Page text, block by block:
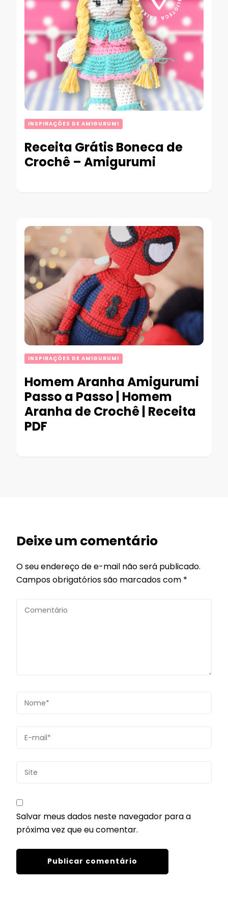
INSPIRAÇÕES DE AMIGURUMI
Receita Grátis Boneca de
Crochê – Amigurumi
INSPIRAÇÕES DE AMIGURUMI
Homem Aranha Amigurumi
Passo a Passo | Homem
Aranha de Crochê | Receita
PDF
Deixe um comentário
O seu endereço de e-mail não será publicado.
Campos obrigatórios são marcados com *
Salvar meus dados neste navegador para a
próxima vez que eu comentar.